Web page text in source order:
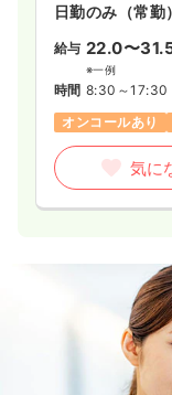
熊本を拠点に全国に
ツ・文化活動にも積
型”のヘルスケアグ
日勤のみ（常勤）
給与 22.0〜
※一例
時間 8:30～17:30
オンコールあり
気に